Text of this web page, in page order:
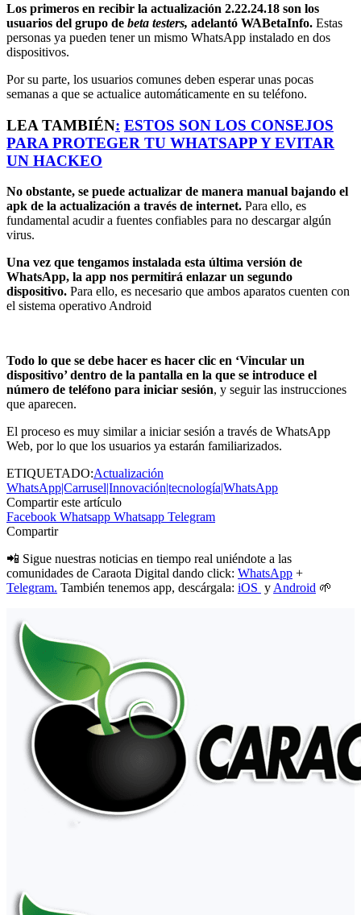
Los primeros en recibir la actualización 2.22.24.18 son los
usuarios del grupo de beta testers, adelantó WABetaInfo. Estas
personas ya pueden tener un mismo WhatsApp instalado en dos
dispositivos.
Por su parte, los usuarios comunes deben esperar unas pocas
semanas a que se actualice automáticamente en su teléfono.
LEA TAMBIÉN: ESTOS SON LOS CONSEJOS
PARA PROTEGER TU WHATSAPP Y EVITAR
UN HACKEO
No obstante, se puede actualizar de manera manual bajando el
apk de la actualización a través de internet. Para ello, es
fundamental acudir a fuentes confiables para no descargar algún
virus.
Una vez que tengamos instalada esta última versión de
WhatsApp, la app nos permitirá enlazar un segundo
dispositivo. Para ello, es necesario que ambos aparatos cuenten con
el sistema operativo Android
Todo lo que se debe hacer es hacer clic en ‘Vincular un
dispositivo’ dentro de la pantalla en la que se introduce el
número de teléfono para iniciar sesión, y seguir las instrucciones
que aparecen.
El proceso es muy similar a iniciar sesión a través de WhatsApp
Web, por lo que los usuarios ya estarán familiarizados.
ETIQUETADO:Actualización
WhatsApp|Carrusel|Innovación|tecnología|WhatsApp
Compartir este artículo
Facebook Whatsapp Whatsapp Telegram
Compartir
📲 Sigue nuestras noticias en tiempo real uniéndote a las
comunidades de Caraota Digital dando click: WhatsApp +
Telegram. También tenemos app, descárgala: iOS y Android 🌱